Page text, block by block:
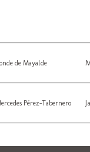
de Mayalde
Pérez-Tabernero